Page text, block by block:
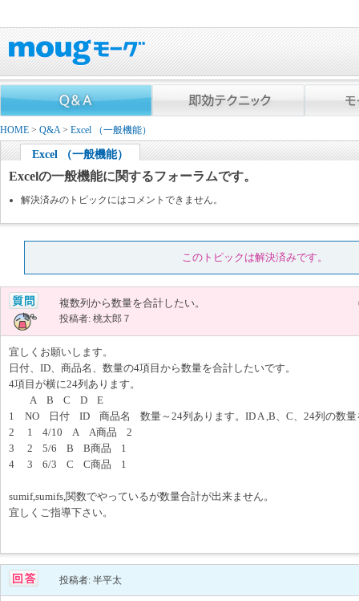
HOME > Q&A> Excel （一般機能）
Excel （一般機能）
Excelの一般機能に関するフォーラムです。
解決済みのトピックにはコメントできません。
このトピックは解決済みです。
複数列から数量を合計したい。
投稿者: 桃太郎７
宜しくお願いします。
日付、ID、商品名、数量の4項目から数量を合計したいです。
4項目が横に24列あります。
A B C D E
1 NO 日付 ID 商品名 数量～24列あります。ID A ,B、C、24列の数量
2 1 4/10 A A商品 2
3 2 5/6 B B商品 1
4 3 6/3 C C商品 1
sumif,sumifs,関数でやっているが数量合計が出来ません。
宜しくご指導下さい。
投稿者: 半平太